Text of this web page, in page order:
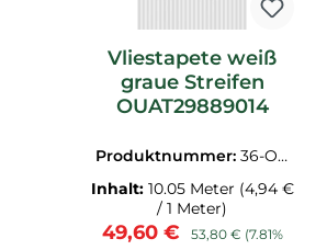
Vliestapete weiß
graue Streifen
OUAT29889014
Produktnummer: 36-OU
AT29889014.1M
Inhalt: 10.05 Meter (4,94 €
/ 1 Meter)
Verkaufspreis:
49,60 € Regulärer Preis:
53,80 € (7.81%